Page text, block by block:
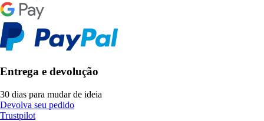
Entrega e devolução
30 dias para mudar de ideia
Devolva seu pedido
Trustpilot